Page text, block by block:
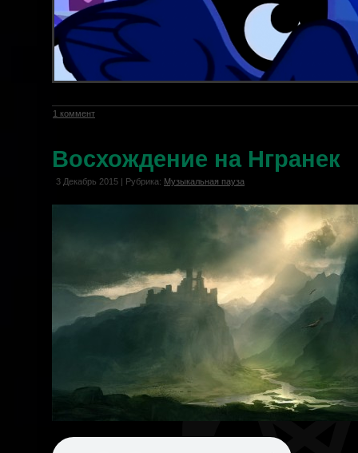
1 коммент
Восхождение на Нгранек
3 Декабрь 2015 | Рубрика: Музыкальная пауза